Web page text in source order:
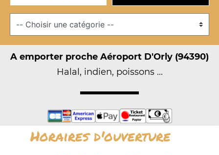
A emporter proche Aéroport D'Orly (94390)
Halal, indien, poissons ...
Horaires d'ouverture